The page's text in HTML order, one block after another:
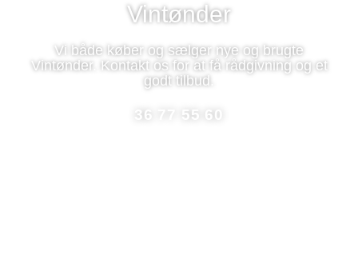
Vintønder
Vi både køber og sælger nye og brugte
Vintønder. Kontakt os for at få rådgivning og et
godt tilbud.
36 77 55 60